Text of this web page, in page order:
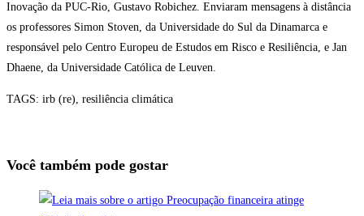
Inovação da PUC-Rio, Gustavo Robichez. Enviaram mensagens à distância
os professores Simon Stoven, da Universidade do Sul da Dinamarca e
responsável pelo Centro Europeu de Estudos em Risco e Resiliência, e Jan
Dhaene, da Universidade Católica de Leuven.
TAGS: irb (re), resiliência climática
Você também pode gostar